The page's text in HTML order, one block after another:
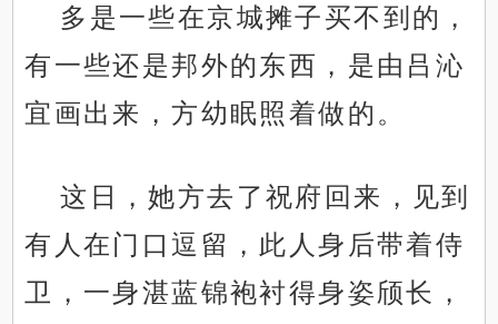
多是一些在京城摊子买不到的，
有一些还是邦外的东西，是由吕沁
宜画出来，方幼眠照着做的。
这日，她方去了祝府回来，见到
有人在门口逗留，此人身后带着侍
卫，一身湛蓝锦袍衬得身姿颀长，